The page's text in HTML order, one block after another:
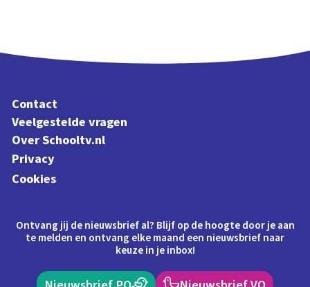
Contact
Veelgestelde vragen
Over Schooltv.nl
Privacy
Cookies
Ontvang jij de nieuwsbrief al? Blijf op de hoogte door je aan
te melden en ontvang elke maand een nieuwsbrief naar
keuze in je inbox!